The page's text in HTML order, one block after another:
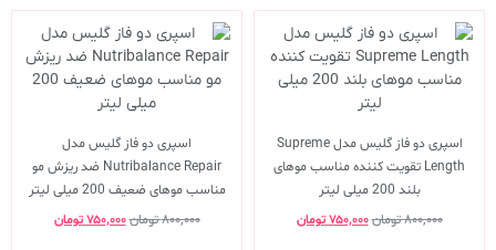
اسپری دو فاز گلیس مدل Supreme
Length تقویت کننده مناسب موهای
بلند 200 میلی لیتر
۸۰۰,۰۰۰تومان۷۵۰,۰۰۰ تومان
اسپری دو فاز گلیس مدل
Nutribalance Repair ضد ریزش مو
مناسب موهای ضعیف 200 میلی لیتر
۸۰۰,۰۰۰تومان۷۵۰,۰۰۰ تومان